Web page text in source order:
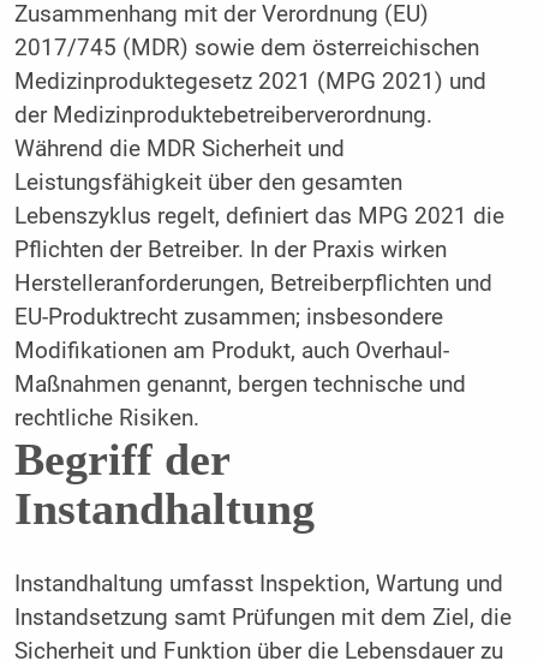
Zusammenhang mit der Verordnung (EU)
2017/745 (MDR) sowie dem österreichischen
Medizinproduktegesetz 2021 (MPG 2021) und
der Medizinproduktebetreiberverordnung.
Während die MDR Sicherheit und
Leistungsfähigkeit über den gesamten
Lebenszyklus regelt, definiert das MPG 2021 die
Pflichten der Betreiber. In der Praxis wirken
Herstelleranforderungen, Betreiberpflichten und
EU-Produktrecht zusammen; insbesondere
Modifikationen am Produkt, auch Overhaul-
Maßnahmen genannt, bergen technische und
rechtliche Risiken.
Begriff der
Instandhaltung
Instandhaltung umfasst Inspektion, Wartung und
Instandsetzung samt Prüfungen mit dem Ziel, die
Sicherheit und Funktion über die Lebensdauer zu